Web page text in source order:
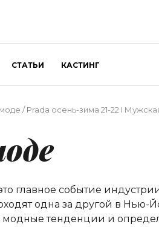
СТАТЬИ КАСТИНГ
/Prada осень-зима 21-22 I
главное событие
одна за другой в Нью-
тенденции и